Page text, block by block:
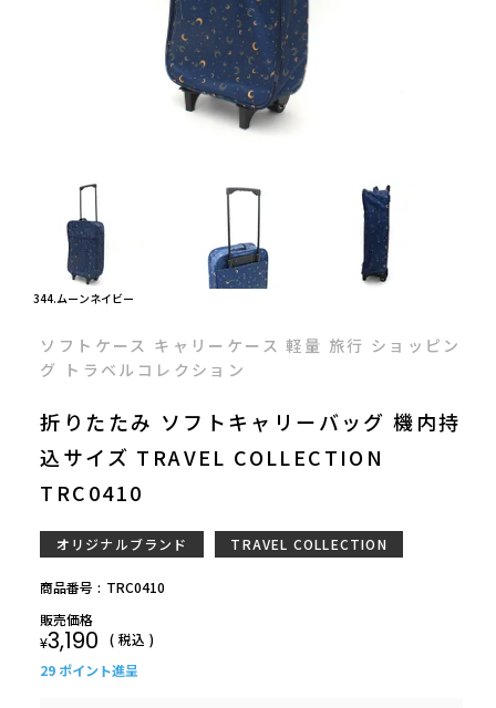
344.ムーンネイビー
ソフトケース キャリーケース 軽量 旅行 ショッピン
グ トラベルコレクション
折りたたみ ソフトキャリーバッグ 機内持
込サイズ TRAVEL COLLECTION
TRC0410
オリジナルブランド TRAVEL COLLECTION
商品番号
TRC0410
販売価格
¥3,190
税込
29 ポイント進呈